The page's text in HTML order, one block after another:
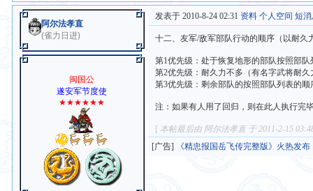
阿尔法孝直
(雀力日进)
闽国公
遂安军节度使
★★★★★★
发表于 2010-8-24 02:31 资料 个人空间 短
十二、友军/敌军部队行动的顺序（以耐久
第1优先级：处于恢复地形的部队按照部
第2优先级：耐久力不多（有名字武将耐
第3优先级：剩余部队的按照部队列表的顺
注：如果有人用了回归，则在此人执行完
[ 本帖最后由 阿尔法孝直 于 2011-2-15
[广告]
《精忠报国岳飞传完整版》火热发布